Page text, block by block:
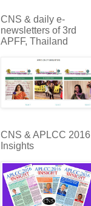
CNS & daily e-
newsletters of 3rd
APFF, Thailand
CNS & APLCC 2016
Insights